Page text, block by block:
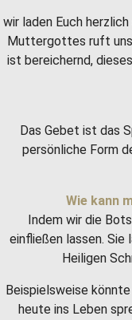
wir laden Euch
Muttergottes ruft
ist bereichernd,
Das Gebet ist das
persönliche Form
Wie kann
Indem wir die
einfließen lassen. Sie
Heiligen
Beispielsweise
heute ins Leben